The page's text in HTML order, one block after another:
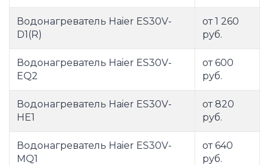
Водонагреватель Haier ES30V-
D1(R)
от 1 260
руб.
Водонагреватель Haier ES30V-
EQ2
от 600
руб.
Водонагреватель Haier ES30V-
HE1
от 820
руб.
Водонагреватель Haier ES30V-
MQ1
от 640
руб.